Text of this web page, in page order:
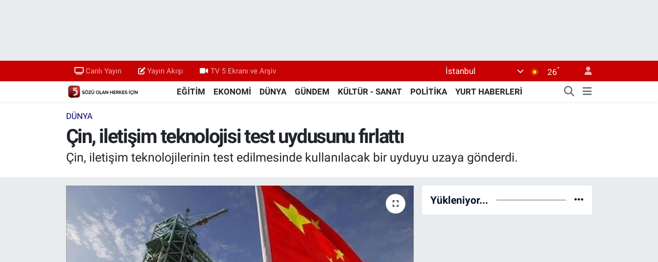
Canlı Yayın Yayın Akışı TV 5 Ekranı ve Arşiv İstanbul 26°
EĞİTİM EKONOMİ DÜNYA GÜNDEM KÜLTÜR - SANAT POLİTİKA YURT HABERLERİ
DÜNYA
Çin, iletişim teknolojisi test uydusunu fırlattı
Çin, iletişim teknolojilerinin test edilmesinde kullanılacak bir uyduyu uzaya gönderdi.
Yükleniyor...
Yayın Akışı
TV 5 Ekranı ve Arşiv